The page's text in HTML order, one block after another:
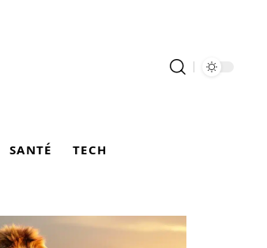
SANTÉ TECH